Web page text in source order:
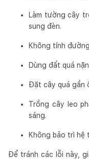
Làm tường cây
sung đèn.
Không tính
Dùng đất quá
Đặt cây quá gần
Trồng cây leo
sáng.
Không bảo trì hệ
Để tránh các lỗi này,